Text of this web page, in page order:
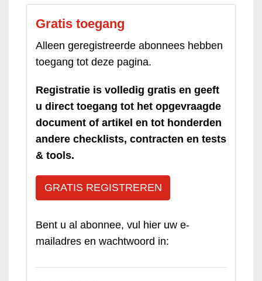
Gratis toegang
Alleen geregistreerde abonnees hebben
toegang tot deze pagina.
Registratie is volledig gratis en geeft
u direct toegang tot het opgevraagde
document of artikel en tot honderden
andere checklists, contracten en tests
& tools.
GRATIS REGISTREREN
Bent u al abonnee, vul hier uw e-
mailadres en wachtwoord in: